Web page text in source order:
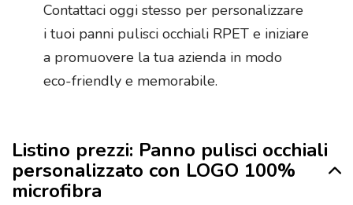
Contattaci oggi stesso per personalizzare
i tuoi panni pulisci occhiali RPET e iniziare
a promuovere la tua azienda in modo
eco-friendly e memorabile.
Listino prezzi: Panno pulisci occhiali
personalizzato con LOGO 100%
microfibra